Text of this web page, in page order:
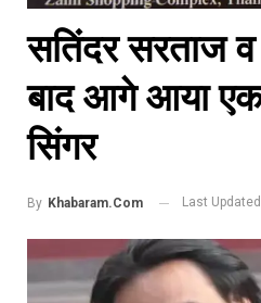
सतिंदर सरताज व
बाद आगे आया
सिंगर
By Khabaram.Com Last Updated